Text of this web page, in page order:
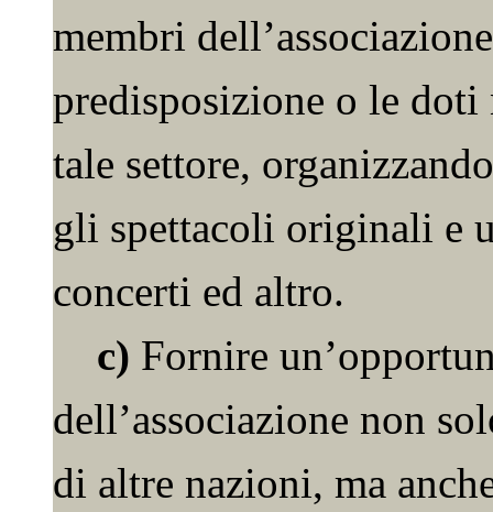
membri
predisposizione o le doti
tale settore,
gli spettacoli originali e
concerti ed altro.
c) Fornire
dell’associazione non
di altre nazioni, ma